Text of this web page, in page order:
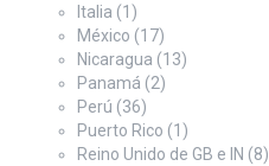
Italia (1)
México (17)
Nicaragua (13)
Panamá (2)
Perú (36)
Puerto Rico (1)
Reino Unido de GB e IN (8)